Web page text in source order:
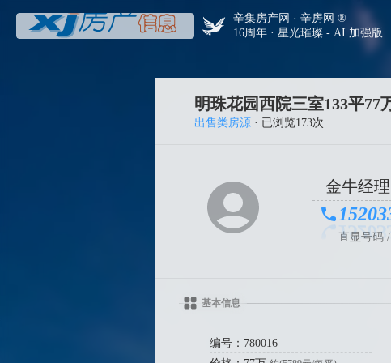
辛集房产网 · 辛房网 ®
16周年 · 星光璀璨 - AI 加强版
明珠花园西院三室133平77
出售类房源 · 已浏览173次
金牛经理
直显号码
基本信息
编号：780016